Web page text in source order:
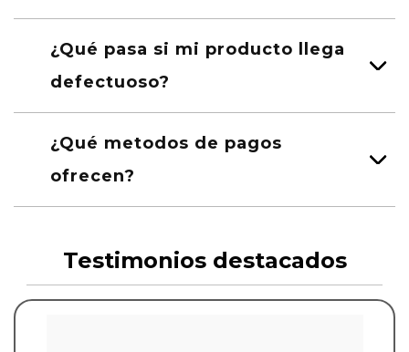
¿Qué pasa si mi producto llega
defectuoso?
¿Qué metodos de pagos
ofrecen?
Testimonios destacados